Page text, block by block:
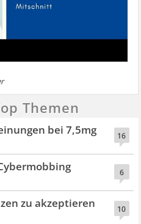
Themen
16
bei 7,5mg
6
10
zu akzeptieren